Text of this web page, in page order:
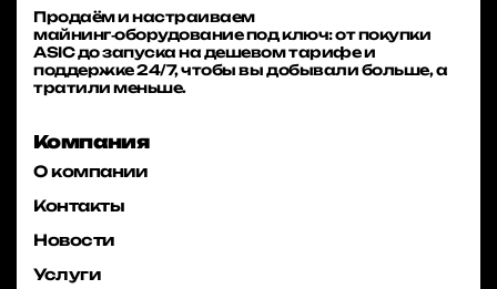
Продаём и настраиваем
майнинг‑оборудование под ключ: от покупки
ASIC до запуска на дешевом тарифе и
поддержке 24/7, чтобы вы добывали больше, а
тратили меньше.
Компания
О компании
Контакты
Новости
Услуги